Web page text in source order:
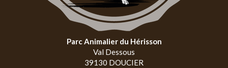
Parc Animalier du Hérisson
Val Dessous
39130 DOUCIER